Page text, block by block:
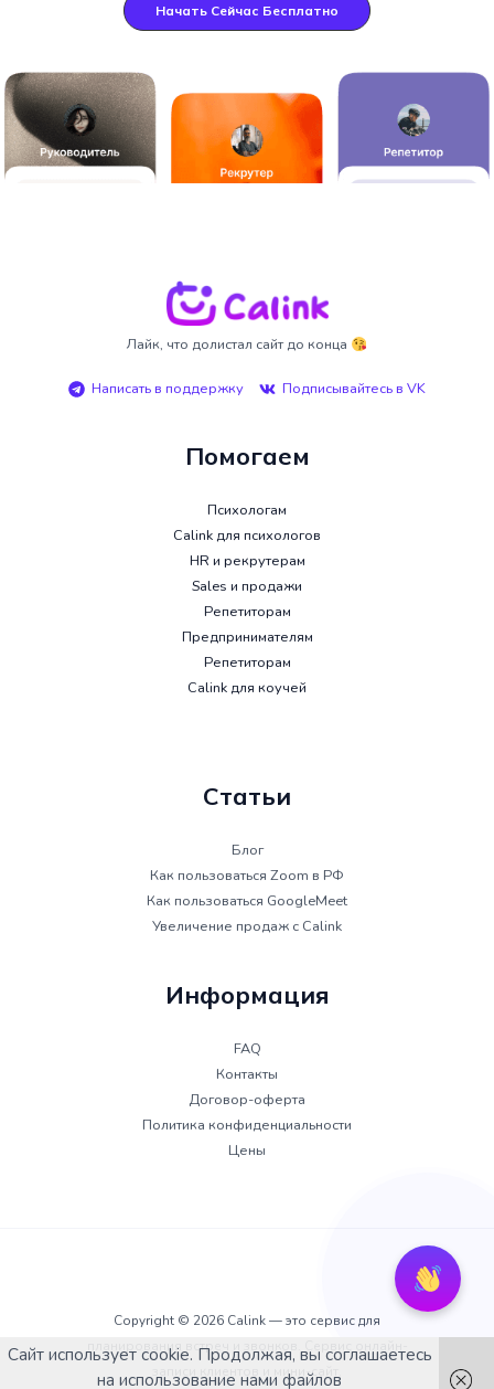
Начать Сейчас Бесплатно
Лайк, что долистал сайт до конца
Написать в поддержку Подписывайтесь в VK
Помогаем
Психологам
Calink для психологов
HR и рекрутерам
Sales и продажи
Репетиторам
Предпринимателям
Репетиторам
Calink для коучей
Статьи
Блог
Как пользоваться Zoom в РФ
Как пользоваться GoogleMeet
Увеличение продаж с Calink
Информация
FAQ
Контакты
Договор-оферта
Политика конфиденциальности
Цены
Copyright © 2026 Calink — это сервис для
планирования встреч и звонков. Сервис онлайн-
записи клиентов и мини-сайт.
Сайт использует cookie. Продолжая, вы соглашаетесь
на использование нами файлов